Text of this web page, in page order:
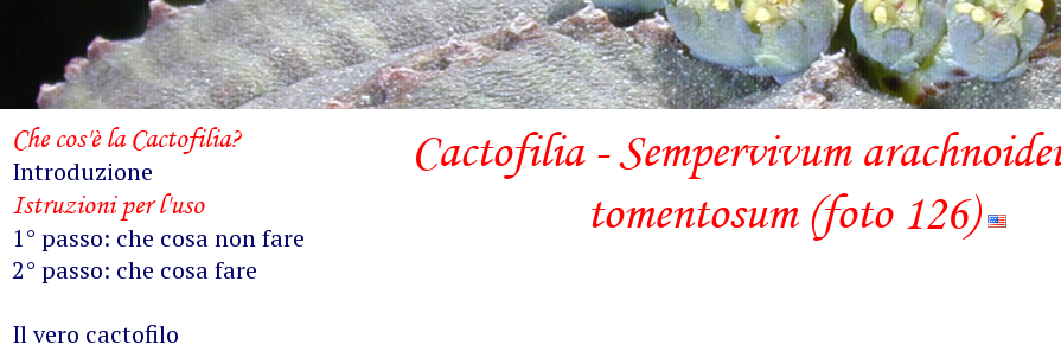
Cactofilia - Sempervivum
tomentosum (foto 126)
Che cos'è la Cactofilia?
Introduzione
Istruzioni per l'uso
1° passo: che cosa non fare
2° passo: che cosa fare
Il vero cactofilo